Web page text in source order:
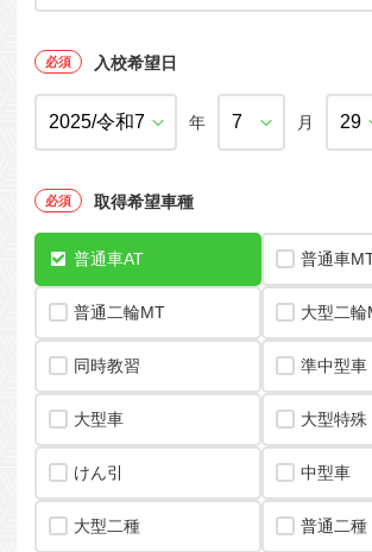
大型特殊+けん引
大型車+大型特殊+けん引
初心運転者の処分と再試験
停止処分を受けた方の再取得
入校希望日
年 月
取得希望車種
普通車AT 普通車
普通二輪MT 大型二輪
同時教習 準中型車
大型車 大型特殊
けん引 中型車
大型二種 普通二種